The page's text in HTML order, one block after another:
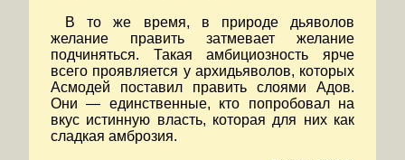
В то же время, в природе дьяволов
желание править затмевает желание
подчиняться. Такая амбициозность ярче
всего проявляется у архидьяволов, которых
Асмодей поставил править слоями Адов.
Они — единственные, кто попробовал на
вкус истинную власть, которая для них как
сладкая амброзия.